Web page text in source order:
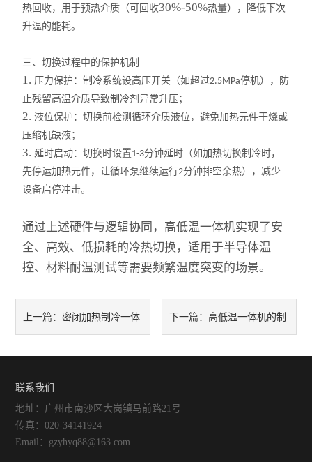
聚四氟乙烯
紫外分析仪
火焰光度计
酸度计
双层玻璃反应釜
高压反应釜
冷冻干燥机
玻璃分液器、过滤装置
旋转蒸发仪
有机合成装置
热回收，用于预热介质（可回收30%-50%热量），降低下次
升温的能耗。
三、切换过程中的保护机制
1. 压力保护：制冷系统设高压开关（如超过2.5MPa停机），防
止残留高温介质导致制冷剂异常升压；
2.液位保护：切换前检测循环介质液位，避免加热元件干烧或
压缩机缺液；
3.延时启动：切换时设置1-3分钟延时（如加热切换制冷时，
先停运加热元件，让循环泵继续运行2分钟排空余热），减少
设备启停冲击。
通过上述硬件与逻辑协同，高低温一体机实现了安
全、高效、低损耗的冷热切换，适用于半导体温
控、材料耐温测试等需要频繁温度突变的场景。
上一篇：密闭加热制冷一体 下一篇： 高低温一体机的制
联系我们
地址：广州市南沙区大岗镇马前路21号
传真：020-34141924
Email：gzyhyq88@163.com